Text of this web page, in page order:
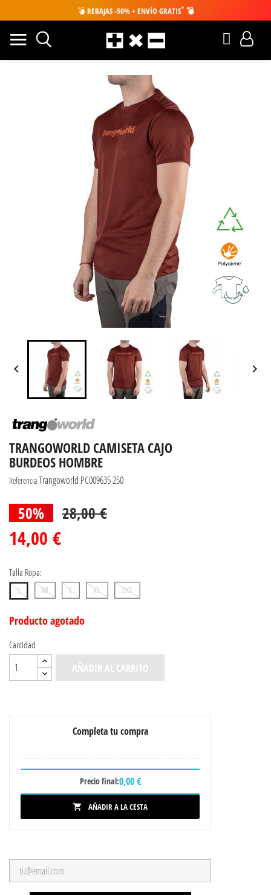
💣 REBAJAS -50% + ENVÍO GRATIS* 💣
 
TRANGOWORLD CAMISETA CAJO
BURDEOS HOMBRE
ReferenciaTrangoworld PC009635 250
50% 28,00 €
14,00 €
Talla Ropa:
S M L XL 2XL
Producto agotado
Cantidad
AÑADIR AL CARRITO
Completa tu compra
Precio final:0,00 €
 AÑADIR A LA CESTA